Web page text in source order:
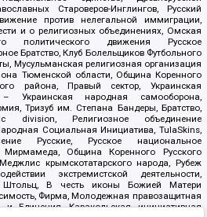
Староверов-Инглингов, Русский
против нелегальной иммиграции,
и о религиозных объединениях, Омская
политического движения Русское
Братство, Клуб Болельщиков Футбольного
Мусульманская религиозная организация
Тюменской области, Община Коренного
района, Правый сектор, Украинская
Украинская народная самооборона,
Тризуб им. Степана Бандеры, Братство,
division, Религиозное объединение
Социальная Инициатива, TulaSkins,
Русские, Русское национальное
Мирмамеда, Община Коренного Русского
крымскотатарского народа, Рубеж
экстремистской деятельности,
Штольц, В честь иконы Божией Матери
Фирма, Молодежная правозащитная
Единения, Каракольская инициативная